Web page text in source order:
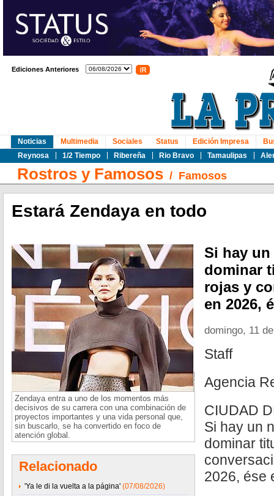
Ediciones Anteriores
Noticias
Reynosa
1/2 Tiempo Ribereña Rio Bravo Tamaulipas
Multimedia Sociales Status Edición Impresa
Rostros y Famosos / Famosos
Estará Zendaya en todo
Zendaya entra a uno de los momentos más
decisivos de su carrera con una combinación de
proyectos importantes y una vida personal que,
sin buscarlo, se ha convertido en foco de
atención global.
Relacionado
'Ya le di la vuelta a la página' (07/08/2026)
Si hay
dominar
rojas y
en 2026,
domingo, 11
Staff
Agencia
CIUDAD
Si hay un
dominar
2026, ése